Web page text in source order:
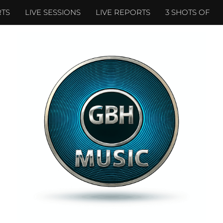
LIVE SESSIONS LIVE REPORTS 3 SHOTS OF